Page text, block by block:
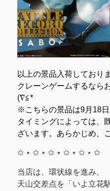
以上の景品入荷しておりま
クレーンゲームするなら
(∇≦*
※こちらの景品は9月18日
タイミングによっては、
ざいます。あらかじめ、
✩ ⋆ ✩ ⋆ ✩ ⋆ ✩ ⋆ ✩ ⋆ ✩
当店は、環状線を進み、
天山交差点を「いよ立花